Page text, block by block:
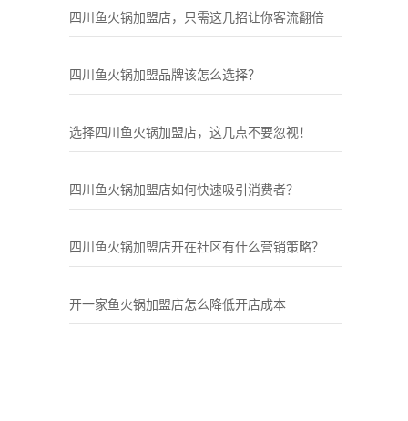
四川鱼火锅加盟店，只需这几招让你客流翻倍
四川鱼火锅加盟品牌该怎么选择？
选择四川鱼火锅加盟店，这几点不要忽视！
四川鱼火锅加盟店如何快速吸引消费者？
四川鱼火锅加盟店开在社区有什么营销策略？
开一家鱼火锅加盟店怎么降低开店成本